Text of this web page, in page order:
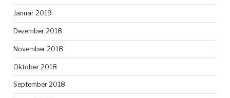
Januar 2019
Dezember 2018
November 2018
Oktober 2018
September 2018